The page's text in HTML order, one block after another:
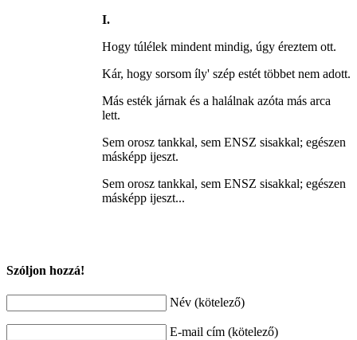
I.
Hogy túlélek mindent mindig, úgy éreztem ott.
Kár, hogy sorsom íly' szép estét többet nem adott.
Más esték járnak és a halálnak azóta más arca
lett.
Sem orosz tankkal, sem ENSZ sisakkal; egészen
másképp ijeszt.
Sem orosz tankkal, sem ENSZ sisakkal; egészen
másképp ijeszt...
Szóljon hozzá!
Név (kötelező)
E-mail cím (kötelező)